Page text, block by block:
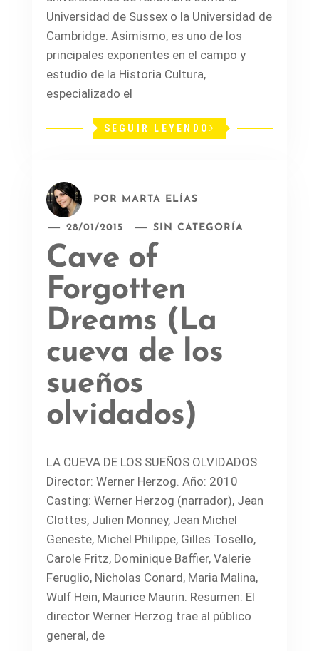
Universidad de Sussex o la Universidad de
Cambridge. Asimismo, es uno de los
principales exponentes en el campo y
estudio de la Historia Cultura,
especializado el
SEGUIR LEYENDO
POR MARTA ELÍAS
28/01/2015 SIN CATEGORÍA
Cave of
Forgotten
Dreams (La
cueva de los
sueños
olvidados)
LA CUEVA DE LOS SUEÑOS OLVIDADOS
Director: Werner Herzog. Año: 2010
Casting: Werner Herzog (narrador), Jean
Clottes, Julien Monney, Jean Michel
Geneste, Michel Philippe, Gilles Tosello,
Carole Fritz, Dominique Baffier, Valerie
Feruglio, Nicholas Conard, Maria Malina,
Wulf Hein, Maurice Maurin. Resumen: El
director Werner Herzog trae al público
general, de